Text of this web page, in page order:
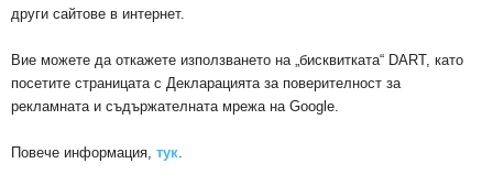
други сайтове в интернет.
Вие можете да откажете използването на „бисквитката“ DART, като
посетите страницата с Декларацията за поверителност за
рекламната и съдържателната мрежа на Google.
Повече информация, тук.